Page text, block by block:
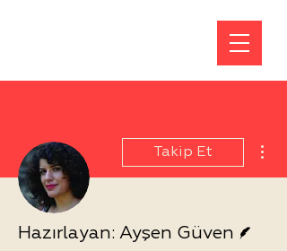
Takip Et
Hazırlayan: Ayşen Güven